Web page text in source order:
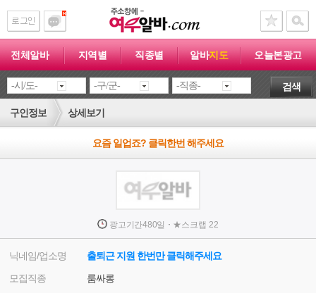
전체알바 지역별 직종별 알바지도 오늘본광고
검색
구인정보 상세보기
요즘 일업죠? 클릭한번 해주세요
광고기간480일 · ★스크랩 22
닉네임/업소명
출퇴근 지원 한번만 클릭해주세요
모집직종
룸싸롱